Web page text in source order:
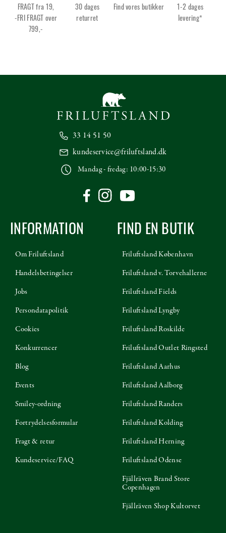
FRAGT fra 19,
-FRI FRAGT over
799,-
30 dages
returret
Find vores butikker
1-2 dages
levering*
33 14 51 50
kundeservice@friluftsland.dk
Mandag - fredag: 10:00-15:30
INFORMATION
Om Friluftsland
Handelsbetingelser
Jobs
Persondatapolitik
Cookies
Konkurrencer
Blog
Events
Smiley-ordning
Fortrydelsesformular
Fragt & retur
Kundeservice/FAQ
FIND EN BUTIK
Friluftsland København
Friluftsland v. Torvehallerne
Friluftsland Fields
Friluftsland Lyngby
Friluftsland Roskilde
Friluftsland Outlet Ringsted
Friluftsland Aarhus
Friluftsland Aalborg
Friluftsland Randers
Friluftsland Kolding
Friluftsland Herning
Friluftsland Odense
Fjällräven Brand Store
Copenhagen
Fjällräven Shop Kultorvet